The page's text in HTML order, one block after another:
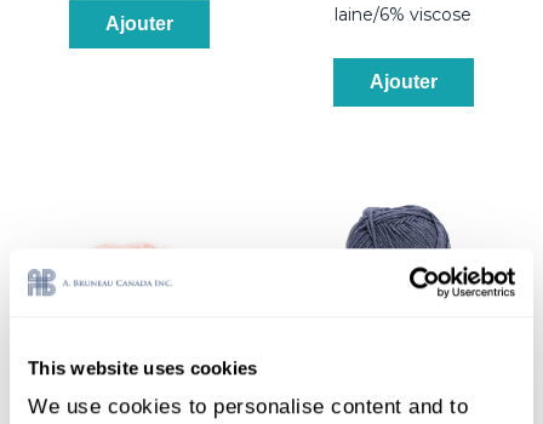
This website uses cookies
We use cookies to personalise content and to
Ajouter
laine/6% viscose
Ajouter